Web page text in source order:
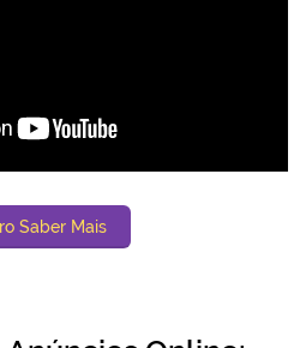
Saber Mais